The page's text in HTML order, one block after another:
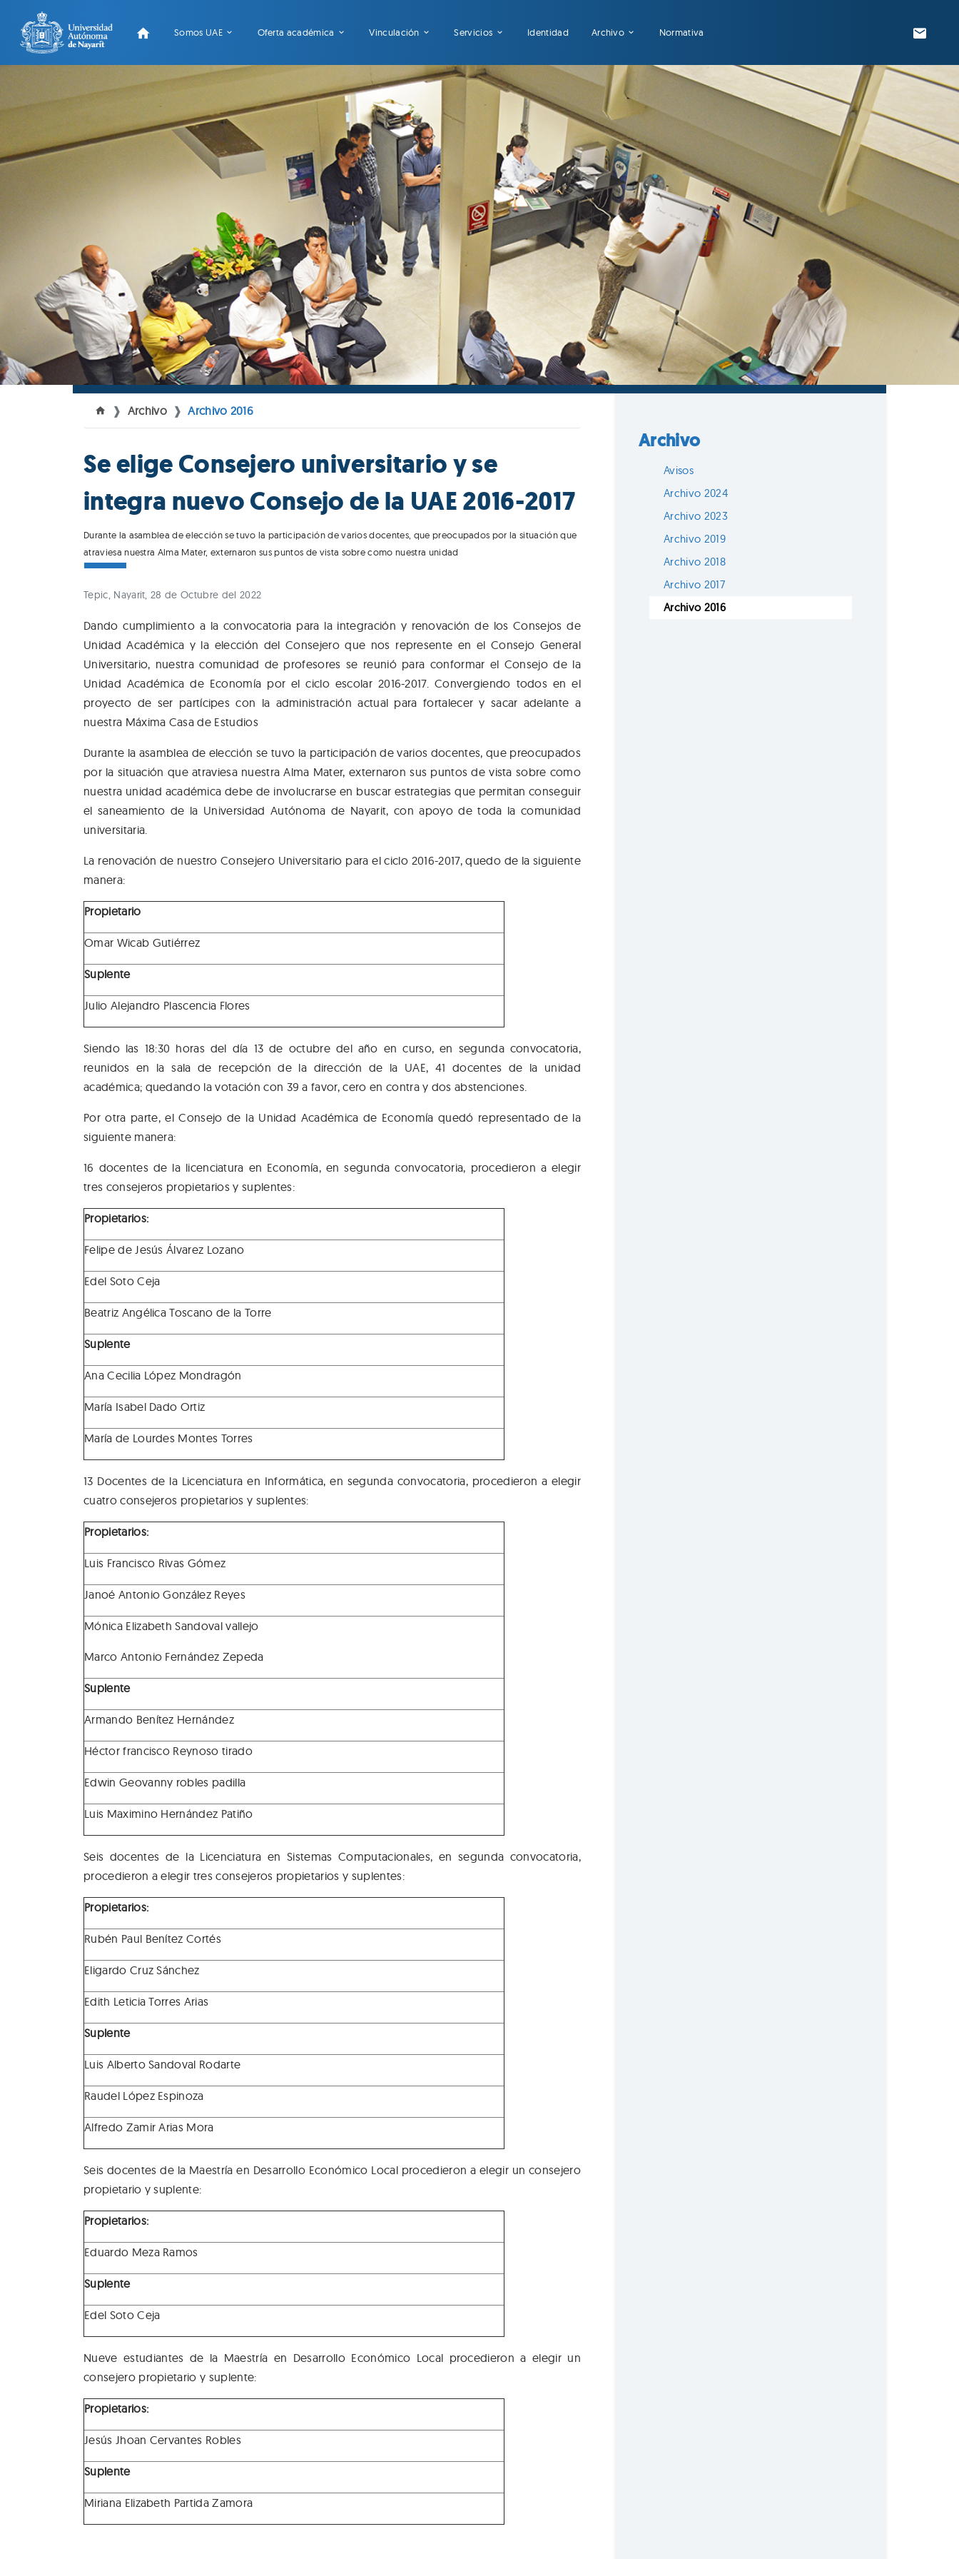
Somos UAE Oferta académica Vinculación Servicios Identidad Archivo Normativa
Archivo Archivo 2016
Se elige Consejero universitario y se
integra nuevo Consejo de la UAE 2016-2017
Durante la asamblea de elección se tuvo la participación de varios docentes, que preocupados por la situación que
atraviesa nuestra Alma Mater, externaron sus puntos de vista sobre como nuestra unidad
Tepic, Nayarit, 28 de Octubre del 2022
Dando cumplimiento a la convocatoria para la integración y renovación de los Consejos de
Unidad Académica y la elección del Consejero que nos represente en el Consejo General
Universitario, nuestra comunidad de profesores se reunió para conformar el Consejo de la
Unidad Académica de Economía por el ciclo escolar 2016-2017. Convergiendo todos en el
proyecto de ser partícipes con la administración actual para fortalecer y sacar adelante a
nuestra Máxima Casa de Estudios
Durante la asamblea de elección se tuvo la participación de varios docentes, que preocupados
por la situación que atraviesa nuestra Alma Mater, externaron sus puntos de vista sobre como
nuestra unidad académica debe de involucrarse en buscar estrategias que permitan conseguir
el saneamiento de la Universidad Autónoma de Nayarit, con apoyo de toda la comunidad
universitaria.
La renovación de nuestro Consejero Universitario para el ciclo 2016-2017, quedo de la siguiente
manera:
Propietario
Omar Wicab Gutiérrez
Suplente
Julio Alejandro Plascencia Flores
Siendo las 18:30 horas del día 13 de octubre del año en curso, en segunda convocatoria,
reunidos en la sala de recepción de la dirección de la UAE, 41 docentes de la unidad
académica; quedando la votación con 39 a favor, cero en contra y dos abstenciones.
Por otra parte, el Consejo de la Unidad Académica de Economía quedó representado de la
siguiente manera:
16 docentes de la licenciatura en Economía, en segunda convocatoria, procedieron a elegir
tres consejeros propietarios y suplentes:
Propietarios:
Felipe de Jesús Álvarez Lozano
Edel Soto Ceja
Beatriz Angélica Toscano de la Torre
Suplente
Ana Cecilia López Mondragón
María Isabel Dado Ortiz
María de Lourdes Montes Torres
13 Docentes de la Licenciatura en Informática, en segunda convocatoria, procedieron a elegir
cuatro consejeros propietarios y suplentes:
Propietarios:
Luis Francisco Rivas Gómez
Janoé Antonio González Reyes
Mónica Elizabeth Sandoval vallejo
Marco Antonio Fernández Zepeda
Suplente
Armando Benítez Hernández
Héctor francisco Reynoso tirado
Edwin Geovanny robles padilla
Luis Maximino Hernández Patiño
Seis docentes de la Licenciatura en Sistemas Computacionales, en segunda convocatoria,
procedieron a elegir tres consejeros propietarios y suplentes:
Propietarios:
Rubén Paul Benítez Cortés
Eligardo Cruz Sánchez
Edith Leticia Torres Arias
Suplente
Luis Alberto Sandoval Rodarte
Raudel López Espinoza
Alfredo Zamir Arias Mora
Seis docentes de la Maestría en Desarrollo Económico Local procedieron a elegir un consejero
propietario y suplente:
Propietarios:
Eduardo Meza Ramos
Suplente
Edel Soto Ceja
Nueve estudiantes de la Maestría en Desarrollo Económico Local procedieron a elegir un
consejero propietario y suplente:
Propietarios:
Jesús Jhoan Cervantes Robles
Suplente
Miriana Elizabeth Partida Zamora
Archivo
Avisos
Archivo 2024
Archivo 2023
Archivo 2019
Archivo 2018
Archivo 2017
Archivo 2016